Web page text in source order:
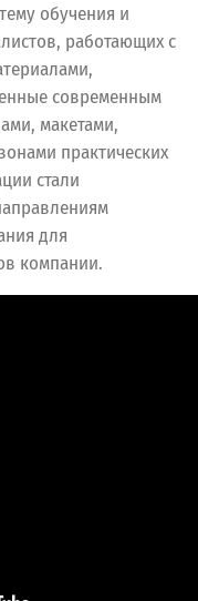
обучения и
работающих с
современным
макетами,
практических
стали
для
компании.